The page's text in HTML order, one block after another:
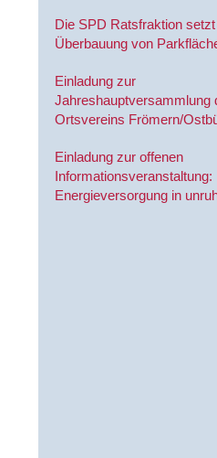
Die SPD Ratsfraktion
Überbauung von
Einladung zur
Jahreshauptversammlung
Ortsvereins Frömern/
Einladung zur offenen
Informationsveranstaltung:
Energieversorgung in